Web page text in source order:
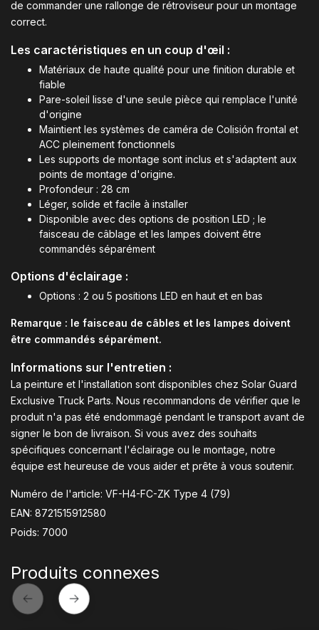
de commander une rallonge de rétroviseur pour un montage
correct.
Les caractéristiques en un coup d'œil :
Matériaux de haute qualité pour une finition durable et
fiable
Pare-soleil lisse d'une seule pièce qui remplace l'unité
d'origine
Maintient les systèmes de caméra de Colisión frontal et
ACC pleinement fonctionnels
Les supports de montage sont inclus et s'adaptent aux
points de montage d'origine.
Profondeur : 28 cm
Léger, solide et facile à installer
Disponible avec des options de position LED ; le
faisceau de câblage et les lampes doivent être
commandés séparément
Options d'éclairage :
Options : 2 ou 5 positions LED en haut et en bas
Remarque : le faisceau de câbles et les lampes doivent
être commandés séparément.
Informations sur l'entretien :
La peinture et l'installation sont disponibles chez Solar Guard
Exclusive Truck Parts. Nous recommandons de vérifier que le
produit n'a pas été endommagé pendant le transport avant de
signer le bon de livraison. Si vous avez des souhaits
spécifiques concernant l'éclairage ou le montage, notre
équipe est heureuse de vous aider et prête à vous soutenir.
Numéro de l'article: VF-H4-FC-ZK Type 4 (79)
EAN: 8721515912580
Poids: 7000
Produits connexes